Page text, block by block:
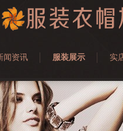
闻资讯 服装展示 实